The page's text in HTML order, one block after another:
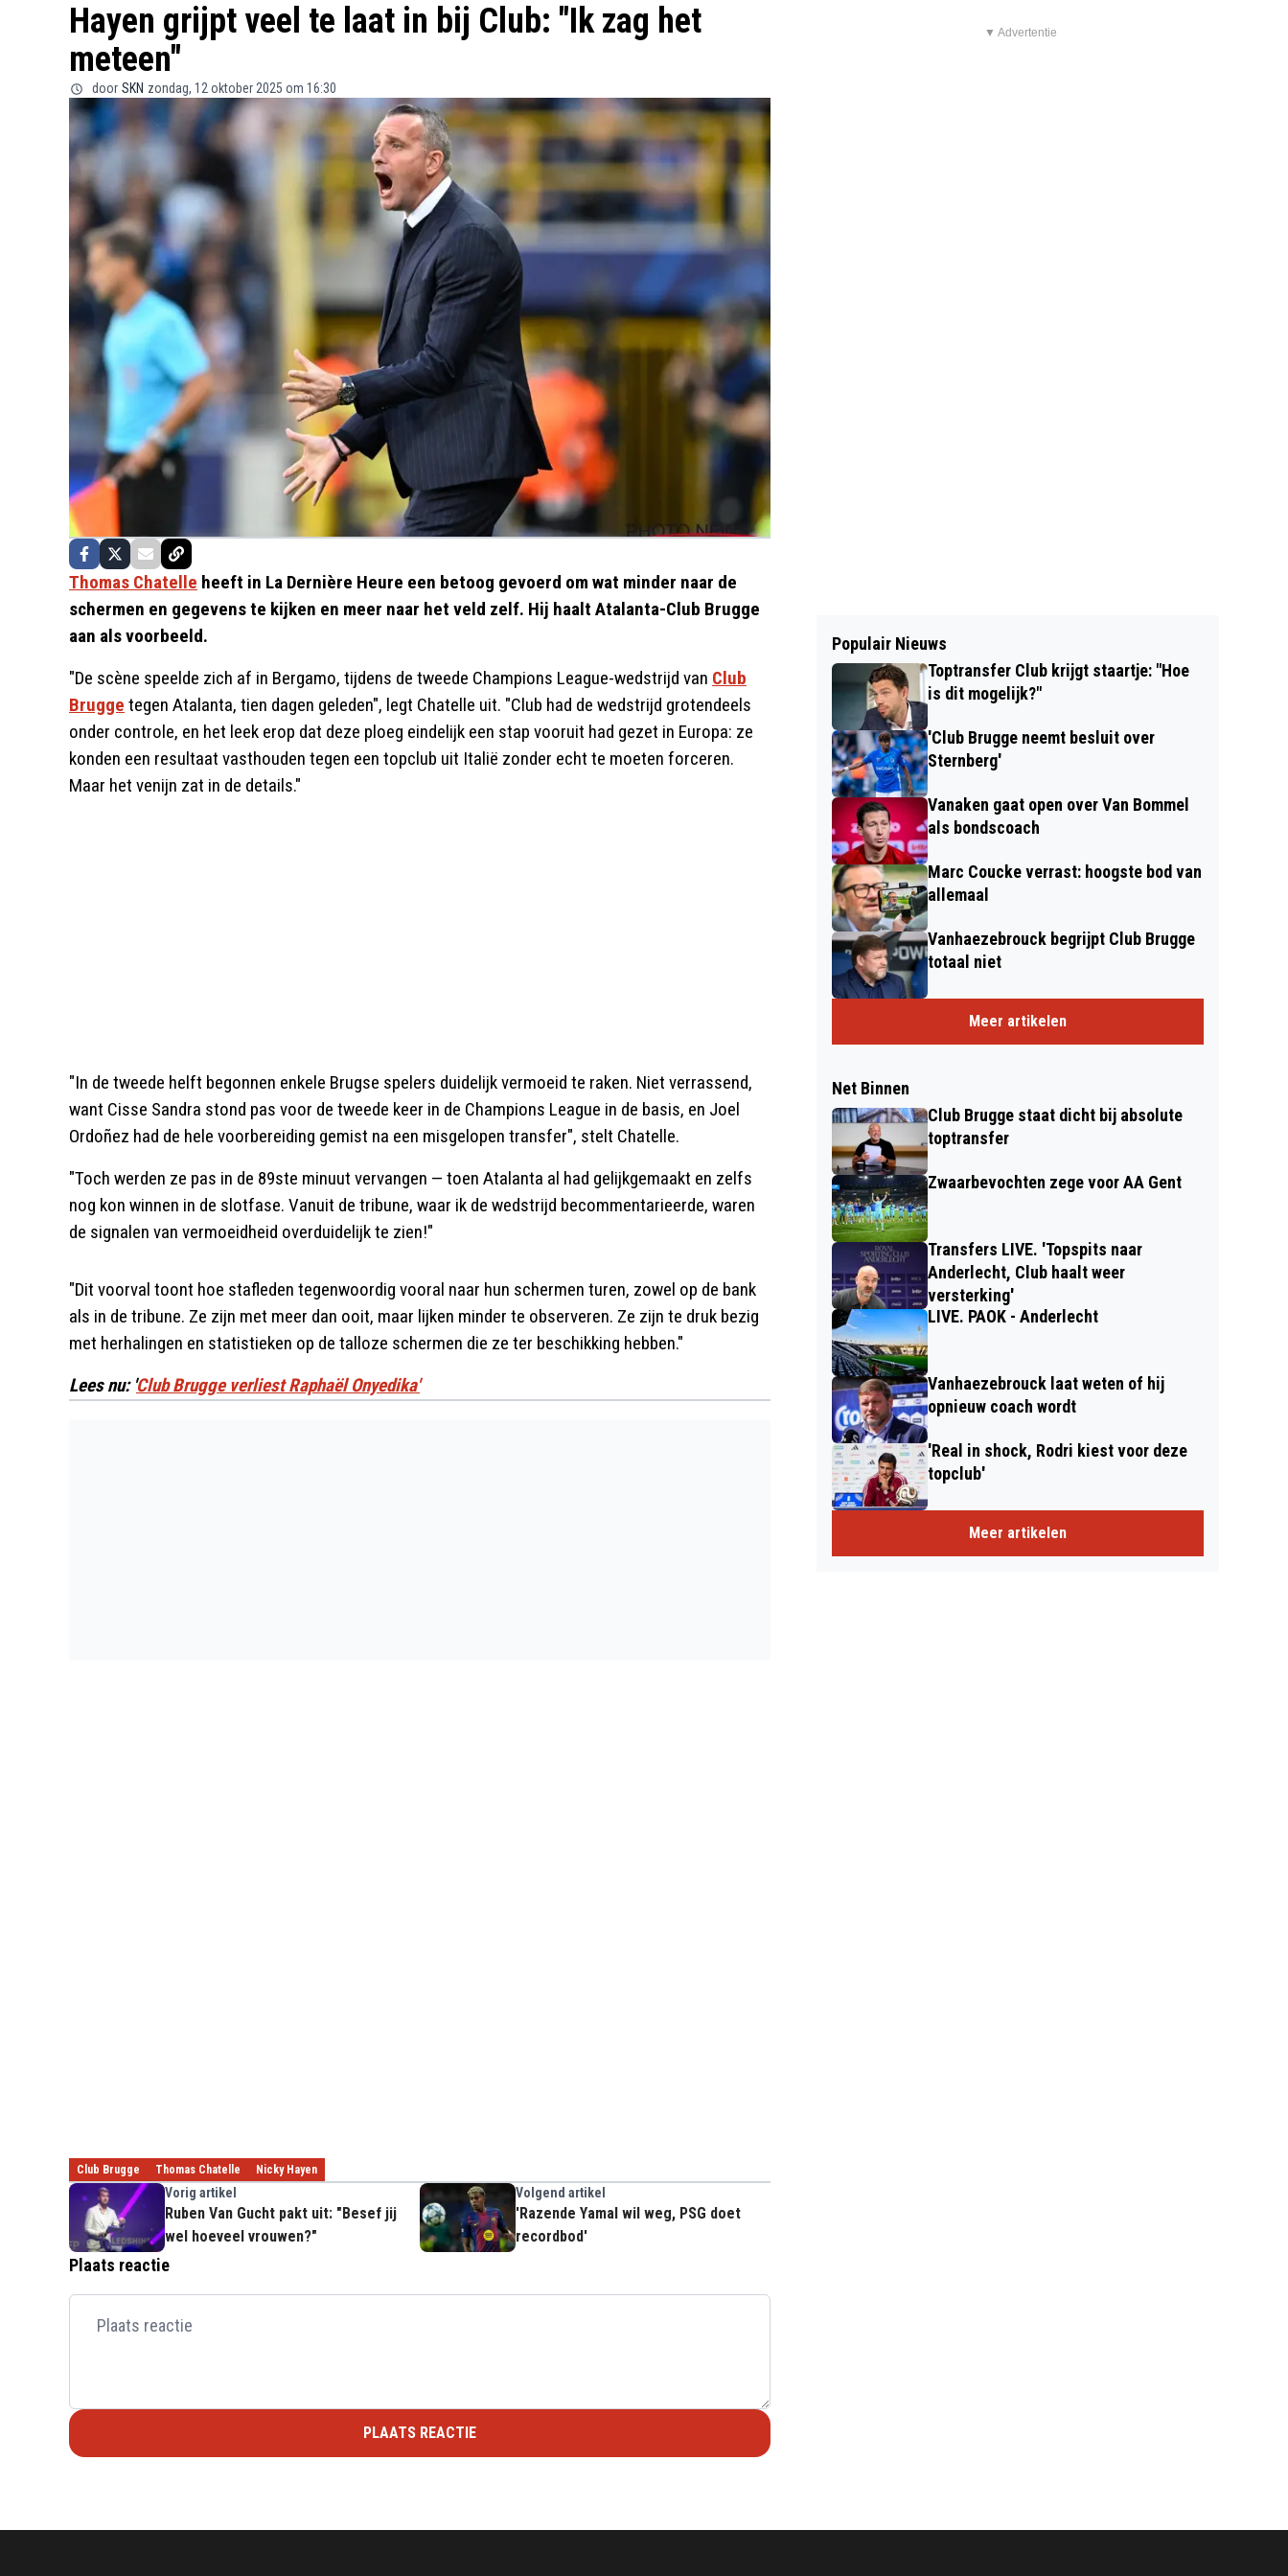
Hayen grijpt veel te laat in bij Club: "Ik zag het
meteen"
door SKN zondag, 12 oktober 2025 om 16:30
Thomas Chatelle heeft in La Dernière Heure een betoog gevoerd om wat minder naar de
schermen en gegevens te kijken en meer naar het veld zelf. Hij haalt Atalanta-Club Brugge
aan als voorbeeld.
"De scène speelde zich af in Bergamo, tijdens de tweede Champions League-wedstrijd van Club
Brugge tegen Atalanta, tien dagen geleden", legt Chatelle uit. "Club had de wedstrijd grotendeels
onder controle, en het leek erop dat deze ploeg eindelijk een stap vooruit had gezet in Europa: ze
konden een resultaat vasthouden tegen een topclub uit Italië zonder echt te moeten forceren.
Maar het venijn zat in de details."
"In de tweede helft begonnen enkele Brugse spelers duidelijk vermoeid te raken. Niet verrassend,
want Cisse Sandra stond pas voor de tweede keer in de Champions League in de basis, en Joel
Ordoñez had de hele voorbereiding gemist na een misgelopen transfer", stelt Chatelle.
"Toch werden ze pas in de 89ste minuut vervangen — toen Atalanta al had gelijkgemaakt en zelfs
nog kon winnen in de slotfase. Vanuit de tribune, waar ik de wedstrijd becommentarieerde, waren
de signalen van vermoeidheid overduidelijk te zien!"
"Dit voorval toont hoe stafleden tegenwoordig vooral naar hun schermen turen, zowel op de bank
als in de tribune. Ze zijn met meer dan ooit, maar lijken minder te observeren. Ze zijn te druk bezig
met herhalingen en statistieken op de talloze schermen die ze ter beschikking hebben."
Lees nu: ' Club Brugge verliest Raphaël Onyedika'
Club Brugge Thomas Chatelle Nicky Hayen
Vorig artikel
Ruben Van Gucht pakt uit: "Besef jij
wel hoeveel vrouwen?"
Volgend artikel
'Razende Yamal wil weg, PSG doet
recordbod'
Plaats reactie
PLAATS REACTIE
▼ Advertentie
Populair Nieuws
Toptransfer Club krijgt staartje: "Hoe
is dit mogelijk?"
'Club Brugge neemt besluit over
Sternberg'
Vanaken gaat open over Van Bommel
als bondscoach
Marc Coucke verrast: hoogste bod van
allemaal
Vanhaezebrouck begrijpt Club Brugge
totaal niet
Meer artikelen
Net Binnen
Club Brugge staat dicht bij absolute
toptransfer
Zwaarbevochten zege voor AA Gent
Transfers LIVE. 'Topspits naar
Anderlecht, Club haalt weer
versterking'
LIVE. PAOK - Anderlecht
Vanhaezebrouck laat weten of hij
opnieuw coach wordt
'Real in shock, Rodri kiest voor deze
topclub'
Meer artikelen